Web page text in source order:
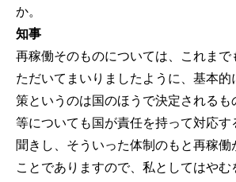
か。
知事
再稼働そのものについては、これまで
ただいてまいりましたように、基本的
策というのは国のほうで決定されるも
等についても国が責任を持って対応す
聞きし、そういった体制のもと再稼働
ことでありますので、私としてはや